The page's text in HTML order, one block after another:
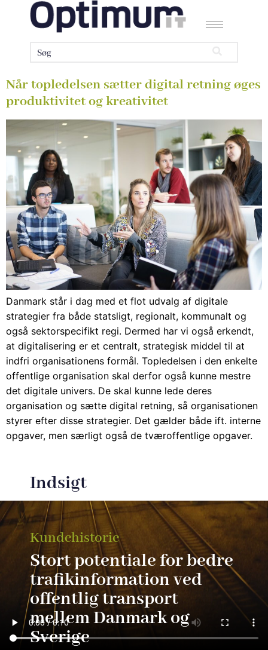
Når topledelsen sætter digital retning øges
produktivitet og kreativitet
Danmark står i dag med et flot udvalg af digitale
strategier fra både statsligt, regionalt, kommunalt og
også sektorspecifikt regi. Dermed har vi også erkendt,
at digitalisering er et centralt, strategisk middel til at
indfri organisationens formål. Topledelsen i den enkelte
offentlige organisation skal derfor også kunne mestre
det digitale univers. De skal kunne lede deres
organisation og sætte digital retning, så organisationen
styrer efter disse strategier. Det gælder både ift. interne
opgaver, men særligt også de tværoffentlige opgaver.
Indsigt
Kundehistorie
Stort potentiale for bedre
trafikinformation ved
offentlig transport
mellem Danmark og
Sverige